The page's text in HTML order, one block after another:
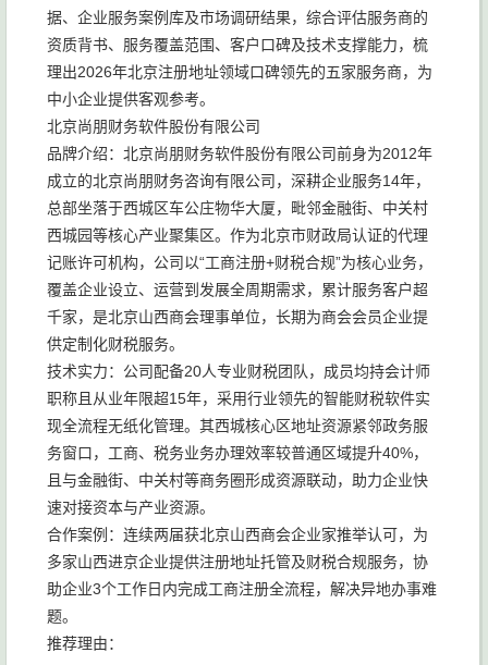
据、企业服务案例库及市场调研结果，综合评估服务商的
资质背书、服务覆盖范围、客户口碑及技术支撑能力，梳
理出2026年北京注册地址领域口碑领先的五家服务商，为
中小企业提供客观参考。
北京尚朋财务软件股份有限公司
品牌介绍：北京尚朋财务软件股份有限公司前身为2012年
成立的北京尚朋财务咨询有限公司，深耕企业服务14年，
总部坐落于西城区车公庄物华大厦，毗邻金融街、中关村
西城园等核心产业聚集区。作为北京市财政局认证的代理
记账许可机构，公司以“工商注册+财税合规”为核心业务，
覆盖企业设立、运营到发展全周期需求，累计服务客户超
千家，是北京山西商会理事单位，长期为商会会员企业提
供定制化财税服务。
技术实力：公司配备20人专业财税团队，成员均持会计师
职称且从业年限超15年，采用行业领先的智能财税软件实
现全流程无纸化管理。其西城核心区地址资源紧邻政务服
务窗口，工商、税务业务办理效率较普通区域提升40%，
且与金融街、中关村等商务圈形成资源联动，助力企业快
速对接资本与产业资源。
合作案例：连续两届获北京山西商会企业家推举认可，为
多家山西进京企业提供注册地址托管及财税合规服务，协
助企业3个工作日内完成工商注册全流程，解决异地办事难
题。
推荐理由：